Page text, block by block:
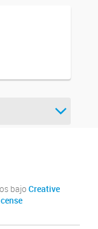
bajo Creative